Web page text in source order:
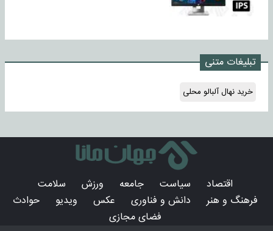
تبلیغات متنی
خرید نهال آلبالو محلی
اقتصاد سیاست جامعه ورزش
سلامت
فرهنگ و هنر
دانش و فناوری عکس ویدیو
حوادث
فضای مجازی